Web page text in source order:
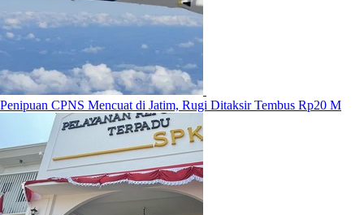
Penipuan CPNS Mencuat di Jatim, Rugi Ditaksir Tembus Rp20 M